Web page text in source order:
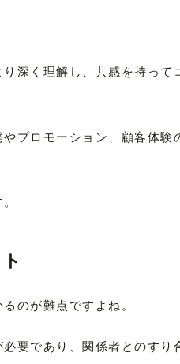
深く理解し、共感を持って
プロモーション、顧客体験
のが難点ですよね。
要であり、関係者とのすり